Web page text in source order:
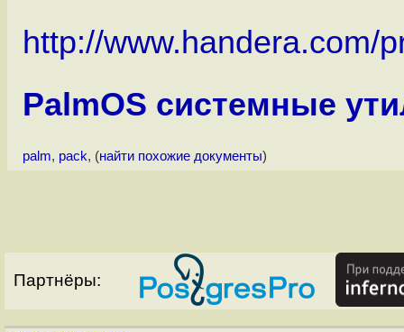
http://www.handera.com/
PalmOS системные
palm, pack, (найти похожие документы)
Партнёры: